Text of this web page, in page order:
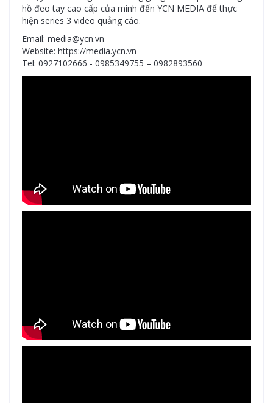
hồ đeo tay cao cấp của mình đến YCN MEDIA để thực
hiện series 3 video quảng cáo.
Email: media@ycn.vn
Website: https://media.ycn.vn
Tel: 0927102666 - 0985349755 – 0982893560